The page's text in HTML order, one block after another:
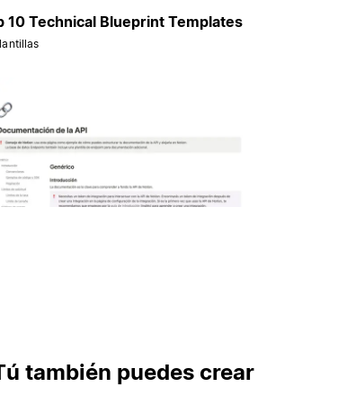
10 Technical Blueprint Templates
también puedes crear